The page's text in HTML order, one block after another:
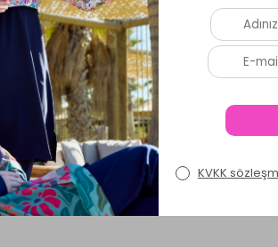
Ürün Soru ve Cevapları
Mayo Wılson 9222 Siyah